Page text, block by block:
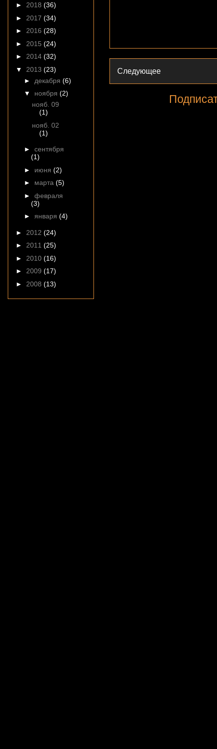
Следующее
► 2018 (36)
► 2017 (34)
► 2016 (28)
► 2015 (24)
► 2014 (32)
▼ 2013 (23)
► декабря (6)
▼ ноября (2)
нояб. 09
(1)
нояб. 02
(1)
► сентября
(1)
► июня (2)
► марта (5)
► февраля
(3)
► января (4)
► 2012 (24)
► 2011 (25)
► 2010 (16)
► 2009 (17)
► 2008 (13)